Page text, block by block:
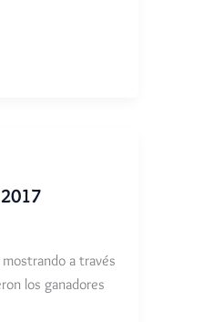
2017
a través
los ganadores